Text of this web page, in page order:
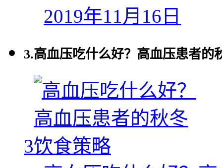
2019年11月16日
3.高血压吃什么好？高血压患者的
3